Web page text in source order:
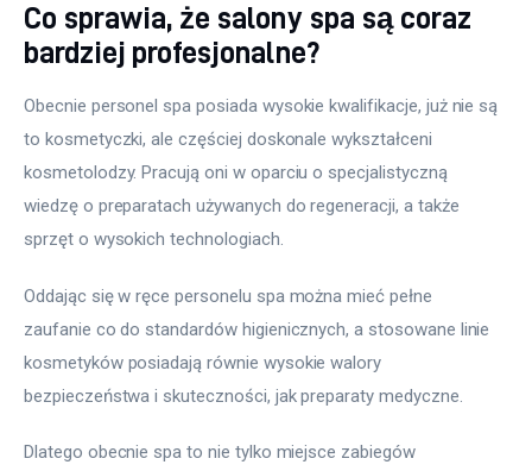
Co sprawia, że salony spa są coraz
bardziej profesjonalne?
Obecnie personel spa posiada wysokie kwalifikacje, już nie są
to kosmetyczki, ale częściej doskonale wykształceni
kosmetolodzy. Pracują oni w oparciu o specjalistyczną
wiedzę o preparatach używanych do regeneracji, a także
sprzęt o wysokich technologiach.
Oddając się w ręce personelu spa można mieć pełne
zaufanie co do standardów higienicznych, a stosowane linie
kosmetyków posiadają równie wysokie walory
bezpieczeństwa i skuteczności, jak preparaty medyczne.
Dlatego obecnie spa to nie tylko miejsce zabiegów